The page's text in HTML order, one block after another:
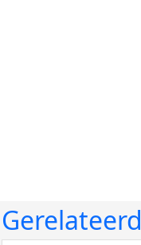
Gerelateerd